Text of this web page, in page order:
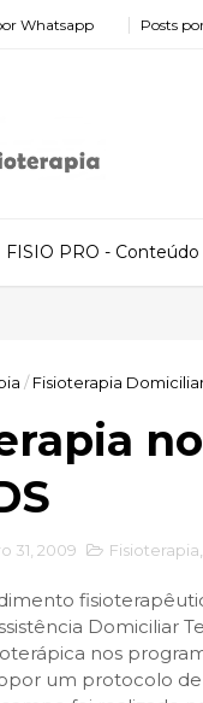
Whatsapp Posts
FISIO PRO -
/ Fisioterapia
31, 2009 Fisioterapia
Domiciliar
nos
um protocolo